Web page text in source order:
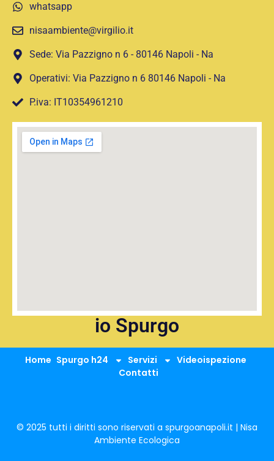
whatsapp
nisaambiente@virgilio.it
Sede: Via Pazzigno n 6 - 80146 Napoli - Na
Operativi: Via Pazzigno n 6 80146 Napoli - Na
P.iva: IT10354961210
io Spurgo
Home Spurgo h24 Servizi
Videoispezione
Contatti
© 2025 tutti i diritti sono riservati a spurgoanapoli.it | Nisa
Ambiente Ecologica